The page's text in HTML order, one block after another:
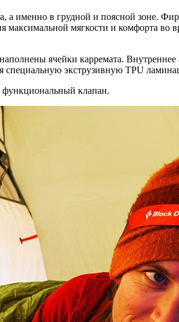
а именно в грудной и поясной зоне.
максимальной мягкости и комфорта во
ячейки карремата. Внутреннее
специальную экструзивную TPU
функциональный клапан.